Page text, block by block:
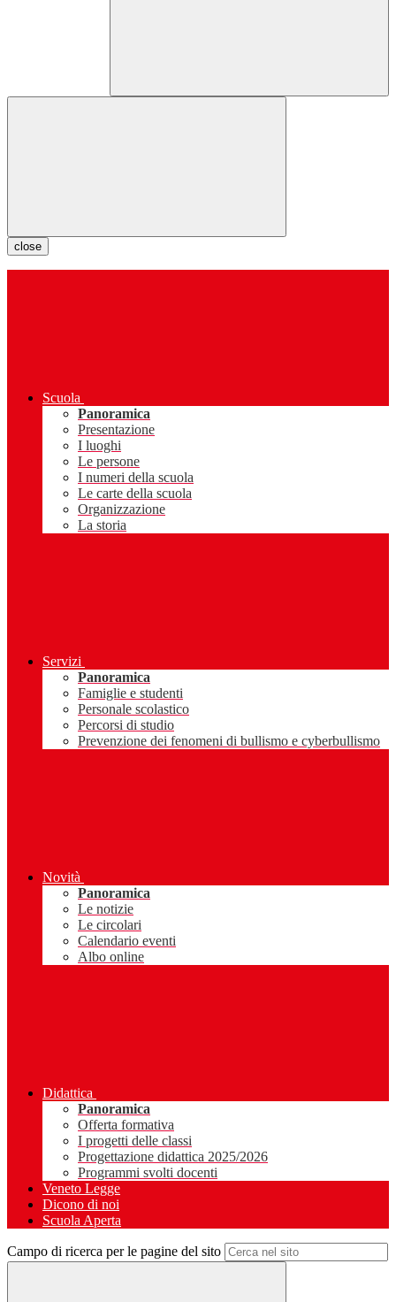
close
Scuola
Panoramica
Presentazione
I luoghi
Le persone
I numeri della scuola
Le carte della scuola
Organizzazione
La storia
Servizi
Panoramica
Famiglie e studenti
Personale scolastico
Percorsi di studio
Prevenzione dei fenomeni di bullismo e cyberbullismo
Novità
Panoramica
Le notizie
Le circolari
Calendario eventi
Albo online
Didattica
Panoramica
Offerta formativa
I progetti delle classi
Progettazione didattica 2025/2026
Programmi svolti docenti
Veneto Legge
Dicono di noi
Scuola Aperta
Campo di ricerca per le pagine del sito